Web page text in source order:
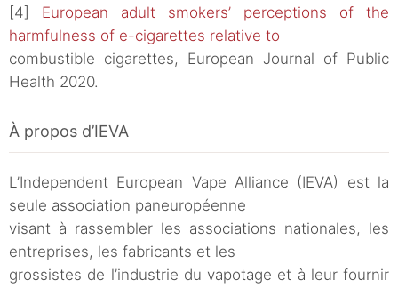
[4] European adult smokers’ perceptions of the
harmfulness of e-cigarettes relative to
combustible cigarettes, European Journal of Public
Health 2020.
À propos d’IEVA
L’Independent European Vape Alliance (IEVA) est la
seule association paneuropéenne
visant à rassembler les associations nationales, les
entreprises, les fabricants et les
grossistes de l’industrie du vapotage et à leur fournir